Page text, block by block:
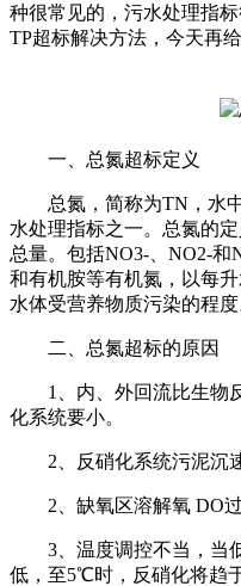
种很常见的，污水处理指
TP超标解决方法，今天再
一、总氮超标定义
总氮，简称为TN，水中
水处理指标之一。总氮的
总量。包括NO3-、NO2-
和有机胺等有机氮，以每
水体受营养物质污染的程度
二、总氮超标的原因
1、内、外回流比生物反
化系统要小。
2、反硝化系统污泥沉
2、缺氧区溶解氧 DO过
3、温度调控不当，当
低，至5℃时，反硝化将趋